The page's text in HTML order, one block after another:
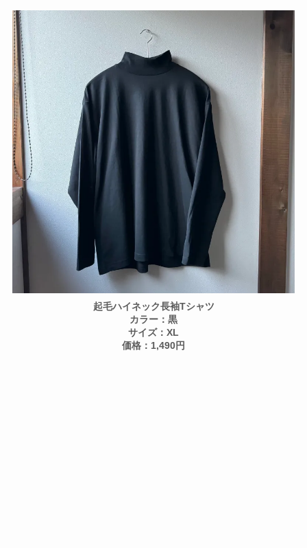
起毛ハイネック長袖Tシャツ
カラー：黒
サイズ：XL
価格：1,490円